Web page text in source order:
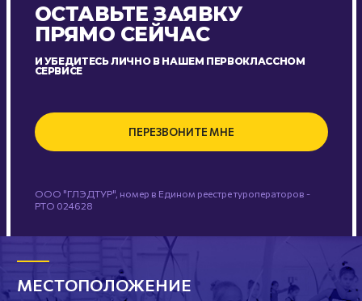
ОСТАВЬТЕ ЗАЯВКУ
ПРЯМО СЕЙЧАС
И УБЕДИТЕСЬ ЛИЧНО В НАШЕМ ПЕРВОКЛАССНОМ
СЕРВИСЕ
ПЕРЕЗВОНИТЕ МНЕ
ООО "ГЛЭДТУР", номер в Едином реестре туроператоров -
РТО 024628
МЕСТОПОЛОЖЕНИЕ